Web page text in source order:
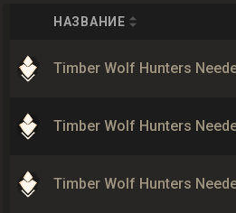
НАЗВАНИЕ
Timber Wolf Hunters
Timber Wolf Hunters
Timber Wolf Hunters